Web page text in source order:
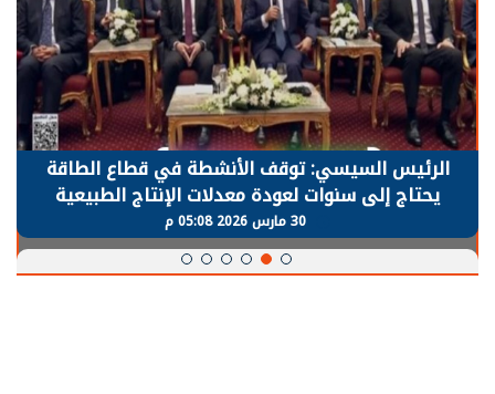
الرئيس السيسي: توقف الأنشطة في قطاع الطاقة
يحتاج إلى سنوات لعودة معدلات الإنتاج الطبيعية